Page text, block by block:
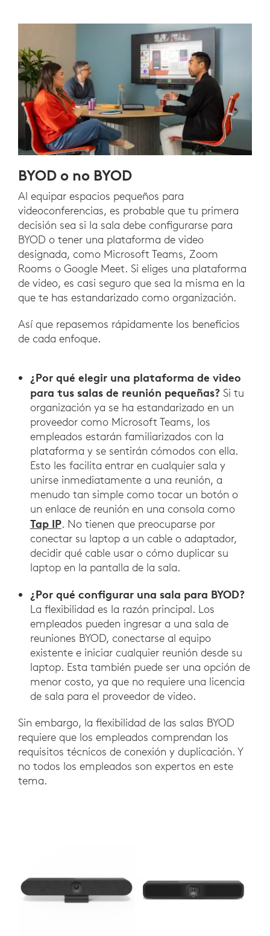
BYOD o no BYOD
Al equipar espacios pequeños para
videoconferencias, es probable que tu primera
decisión sea si la sala debe configurarse para
BYOD o tener una plataforma de video
designada, como Microsoft Teams, Zoom
Rooms o Google Meet. Si eliges una plataforma
de video, es casi seguro que sea la misma en la
que te has estandarizado como organización.
Así que repasemos rápidamente los beneficios
de cada enfoque.
¿Por qué elegir una plataforma de video
para tus salas de reunión pequeñas?Si tu
organización ya se ha estandarizado en un
proveedor como Microsoft Teams, los
empleados estarán familiarizados con la
plataforma y se sentirán cómodos con ella.
Esto les facilita entrar en cualquier sala y
unirse inmediatamente a una reunión, a
menudo tan simple como tocar un botón o
un enlace de reunión en una consola como
Tap IP. No tienen que preocuparse por
conectar su laptop a un cable o adaptador,
decidir qué cable usar o cómo duplicar su
laptop en la pantalla de la sala.
¿Por qué configurar una sala para BYOD?
La flexibilidad es la razón principal. Los
empleados pueden ingresar a una sala de
reuniones BYOD, conectarse al equipo
existente e iniciar cualquier reunión desde su
laptop. Esta también puede ser una opción de
menor costo, ya que no requiere una licencia
de sala para el proveedor de video.
Sin embargo, la flexibilidad de las salas BYOD
requiere que los empleados comprendan los
requisitos técnicos de conexión y duplicación. Y
no todos los empleados son expertos en este
tema.